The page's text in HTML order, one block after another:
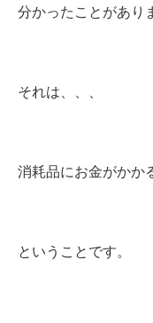
分かったことがあり
それは、、、
消耗品にお金がかか
ということです。